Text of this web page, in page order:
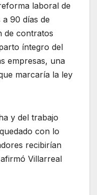
laboral de
a 90 días de
de contratos
íntegro del
empresas, una
marcaría la ley
y del trabajo
con lo
recibirían
Villarreal